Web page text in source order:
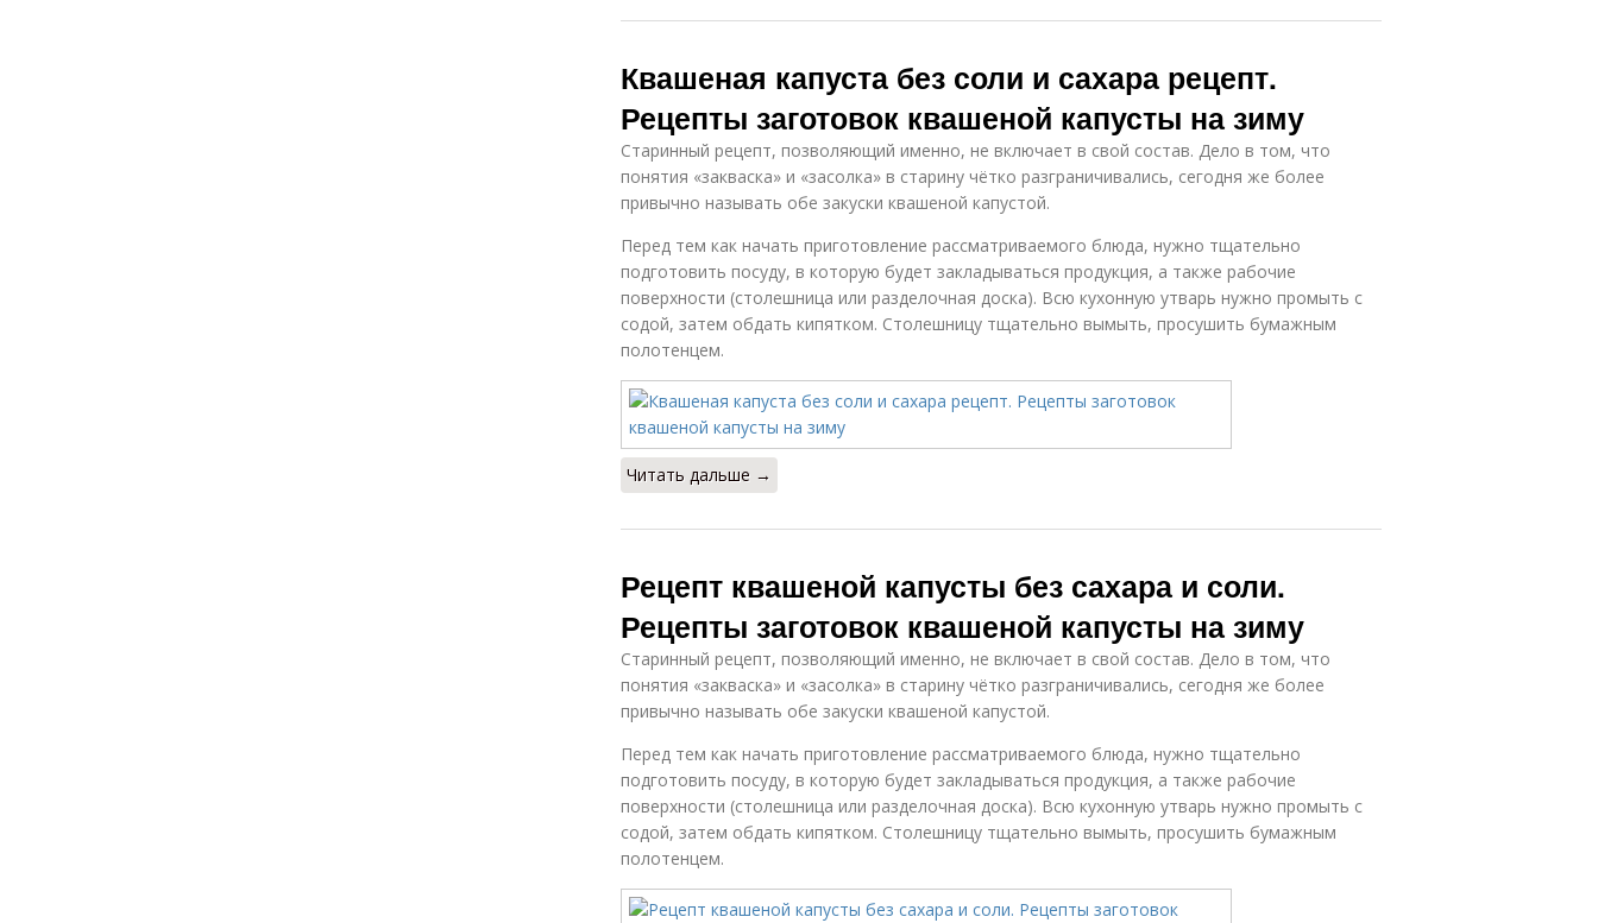
Квашеная капуста без соли и сахара рецепт.
Рецепты заготовок квашеной капусты на зиму
Старинный рецепт, позволяющий именно, не включает в свой состав. Дело в том, что
понятия «закваска» и «засолка» в старину чётко разграничивались, сегодня же более
привычно называть обе закуски квашеной капустой.
Перед тем как начать приготовление рассматриваемого блюда, нужно тщательно
подготовить посуду, в которую будет закладываться продукция, а также рабочие
поверхности (столешница или разделочная доска). Всю кухонную утварь нужно промыть с
содой, затем обдать кипятком. Столешницу тщательно вымыть, просушить бумажным
полотенцем.
Читать дальше →
Рецепт квашеной капусты без сахара и соли.
Рецепты заготовок квашеной капусты на зиму
Старинный рецепт, позволяющий именно, не включает в свой состав. Дело в том, что
понятия «закваска» и «засолка» в старину чётко разграничивались, сегодня же более
привычно называть обе закуски квашеной капустой.
Перед тем как начать приготовление рассматриваемого блюда, нужно тщательно
подготовить посуду, в которую будет закладываться продукция, а также рабочие
поверхности (столешница или разделочная доска). Всю кухонную утварь нужно промыть с
содой, затем обдать кипятком. Столешницу тщательно вымыть, просушить бумажным
полотенцем.